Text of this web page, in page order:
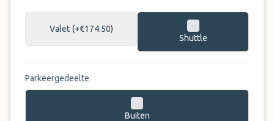
Valet (+€174.50)
Shuttle
Parkeergedeelte
Buiten